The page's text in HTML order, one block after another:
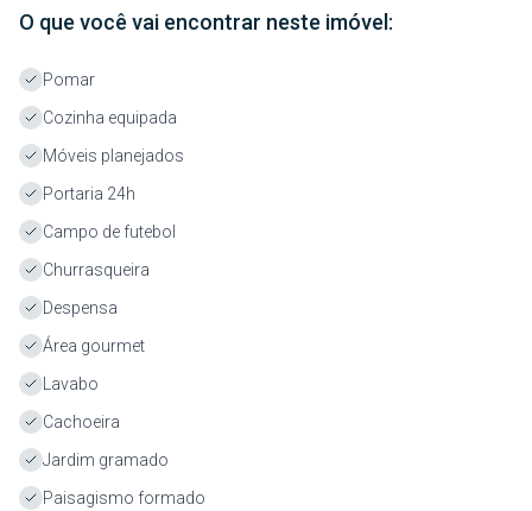
O que você vai encontrar neste imóvel:
Pomar
Cozinha equipada
Móveis planejados
Portaria 24h
Campo de futebol
Churrasqueira
Despensa
Área gourmet
Lavabo
Cachoeira
Jardim gramado
Paisagismo formado